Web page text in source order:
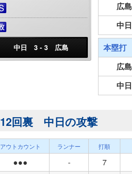
中日 3 - 3 広島
広島
中日
本塁打
広島
中日
12回裏 中日の攻撃
アウトカウント ランナー 打順
●●● - 7